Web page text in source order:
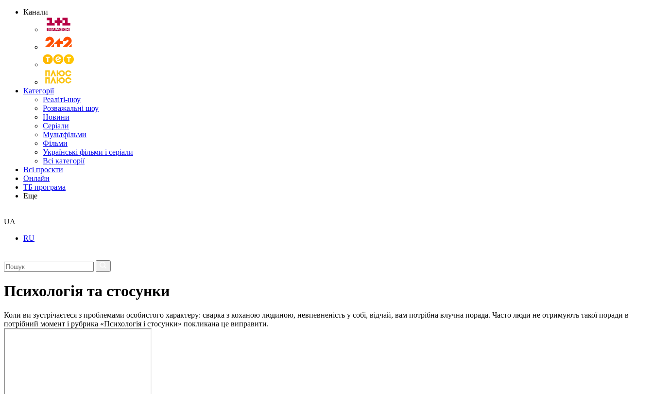
Канали
Категорії
Реаліті-шоу
Розважальні шоу
Новини
Серіали
Мультфільми
Фільми
Українські фільми і серіали
Всі категорії
Всі проєкти
Онлайн
ТБ програма
Еще
UA
RU
Психологія та стосунки
Коли ви зустрічаєтеся з проблемами особистого характеру: сварка з коханою людиною, невпевненість у собі, відчай, вам потрібна влучна порада. Часто люди не отримують такої поради в
потрібний момент і рубрика «Психологія і стосунки» покликана це виправити.